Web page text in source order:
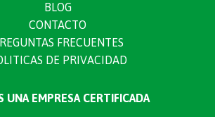
BLOG
CONTACTO
FRECUENTES
DE PRIVACIDAD
UNA EMPRESA CERTIFICADA